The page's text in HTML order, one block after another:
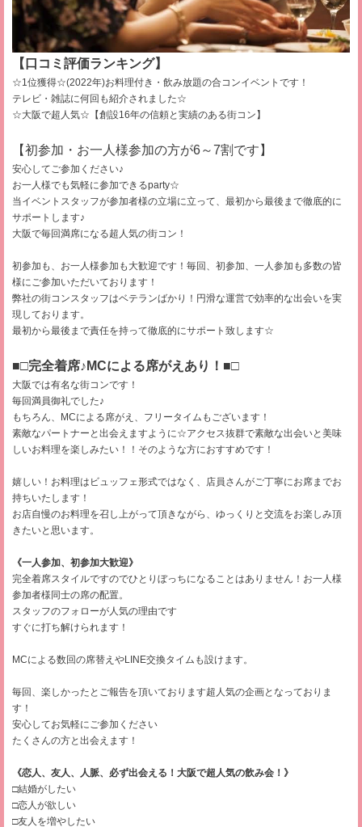
【口コミ評価ランキング】
☆1位獲得☆(2022年)お料理付き・飲み放題の合コンイベントです！
テレビ・雑誌に何回も紹介されました☆
☆大阪で超人気☆【創設16年の信頼と実績のある街コン】
【初参加・お一人様参加の方が6～7割です】
安心してご参加ください♪
お一人様でも気軽に参加できるparty☆
当イベントスタッフが参加者様の立場に立って、最初から最後まで徹底的に
サポートします♪
大阪で毎回満席になる超人気の街コン！
初参加も、お一人様参加も大歓迎です！毎回、初参加、一人参加も多数の皆
様にご参加いただいております！
弊社の街コンスタッフはベテランばかり！円滑な運営で効率的な出会いを実
現しております。
最初から最後まで責任を持って徹底的にサポート致します☆
■□完全着席♪MCによる席がえあり！■□
大阪では有名な街コンです！
毎回満員御礼でした♪
もちろん、MCによる席がえ、フリータイムもございます！
素敵なパートナーと出会えますように☆アクセス抜群で素敵な出会いと美味
しいお料理を楽しみたい！！そのような方におすすめです！
嬉しい！お料理はビュッフェ形式ではなく、店員さんがご丁寧にお席までお
持ちいたします！
お店自慢のお料理を召し上がって頂きながら、ゆっくりと交流をお楽しみ頂
きたいと思います。
《一人参加、初参加大歓迎》
完全着席スタイルですのでひとりぼっちになることはありません！お一人様
参加者様同士の席の配置。
スタッフのフォローが人気の理由です
すぐに打ち解けられます！
MCによる数回の席替えやLINE交換タイムも設けます。
毎回、楽しかったとご報告を頂いております超人気の企画となっておりま
す！
安心してお気軽にご参加ください
たくさんの方と出会えます！
《恋人、友人、人脈、必ず出会える！大阪で超人気の飲み会！》
□結婚がしたい
□恋人が欲しい
□友人を増やしたい